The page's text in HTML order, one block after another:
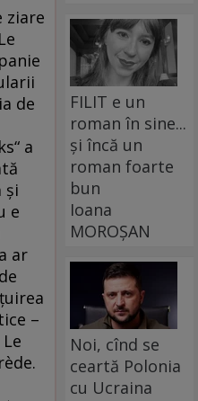
ziare
de
a
şi
e
ar
–
FILIT e un
roman în sine...
și încă un
roman foarte
bun
Ioana
MOROȘAN
Noi, cînd se
ceartă Polonia
cu Ucraina